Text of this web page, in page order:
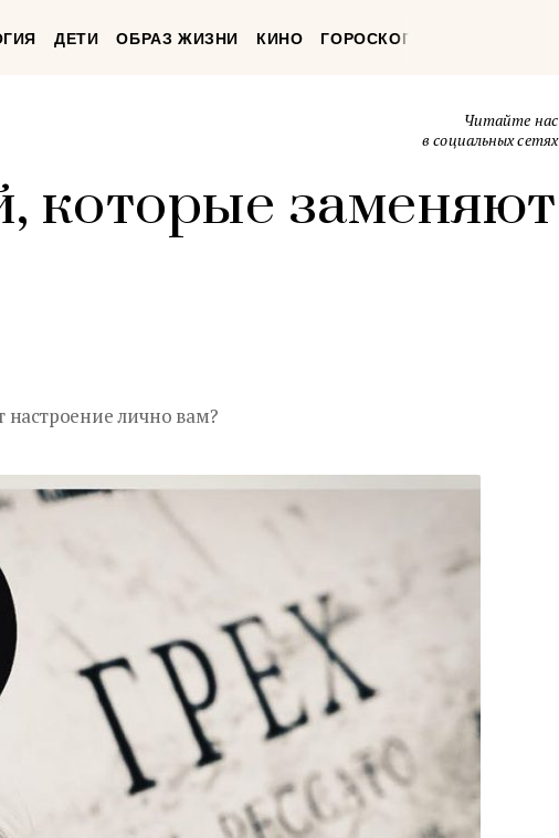
ДЕТИ ОБРАЗ ЖИЗНИ КИНО ГОРОСКОП
Читайте нас
в социальных сетях
которые заменяют
лично вам?